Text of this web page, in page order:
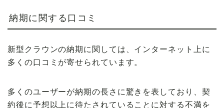
納期に関する口コミ
新型クラウンの納期に関しては、インターネット上に
多くの口コミが寄せられています。
多くのユーザーが納期の長さに驚きを表しており、契
約後に予想以上に待たされていることに対する不満を